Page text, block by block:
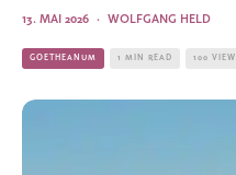
WOLFGANG HELD
·
13. MAI 2026
GOETHEANUM 1 MIN READ 100